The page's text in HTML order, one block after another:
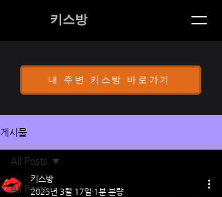
키스방
내 주변 키스방 바로가기
게시물
All Posts
All Posts
키스방
2025년 3월 17일 1분 분량